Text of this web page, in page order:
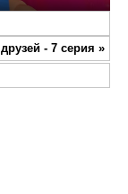
Settings
Enter
- 7 серия »